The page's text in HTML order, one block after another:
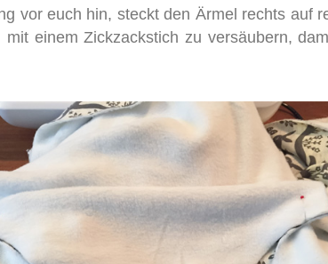
vor euch hin, steckt den Ärmel rechts auf
einem Zickzackstich zu versäubern,